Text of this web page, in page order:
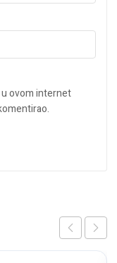
ovom internet